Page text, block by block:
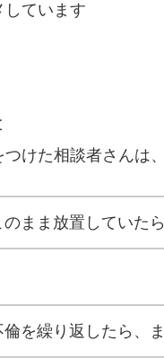
しています
つけた相談者さんは
のまま放置していた
倫を繰り返したら、